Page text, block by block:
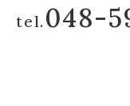
tel.048-